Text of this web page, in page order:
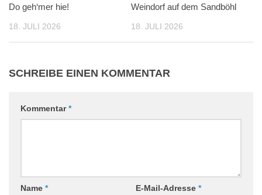
Do geh‘mer hie!
18. JULI 2026
Weindorf auf dem Sandböhl
18. JULI 2026
SCHREIBE EINEN KOMMENTAR
Kommentar*
Name * E-Mail-Adresse *